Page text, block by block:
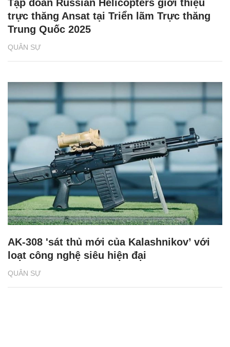
QUÂN SỰ
Tập đoàn Russian Helicopters giới thiệu
trực thăng Ansat tại Triển lãm Trực thăng
Trung Quốc 2025
QUÂN SỰ
AK-308 'sát thủ mới của Kalashnikov’ với
loạt công nghệ siêu hiện đại